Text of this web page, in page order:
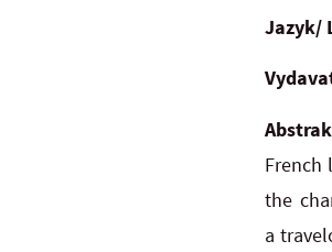
Jazyk/
French
the
a